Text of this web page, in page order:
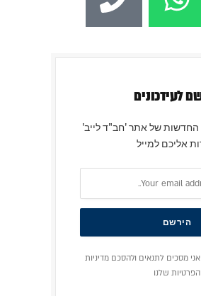
לעידכונים
של אתר 'חב"ד לייב'
אליכם למייל
מסכים לתנאים ולהסכם מדיניות
הפרטיות שלנו